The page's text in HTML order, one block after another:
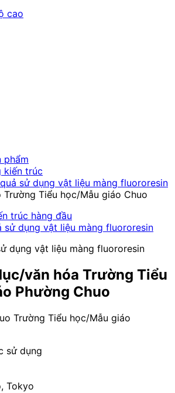
cao
phẩm
kiến trúc
sử dụng vật liệu màng fluororesin
Trường Tiểu học/Mẫu giáo Chuo
trúc hàng đầu
sử dụng vật liệu màng fluororesin
dụng vật liệu màng fluororesin
văn hóa Trường Tiểu
Phường Chuo
sử dụng
Tokyo